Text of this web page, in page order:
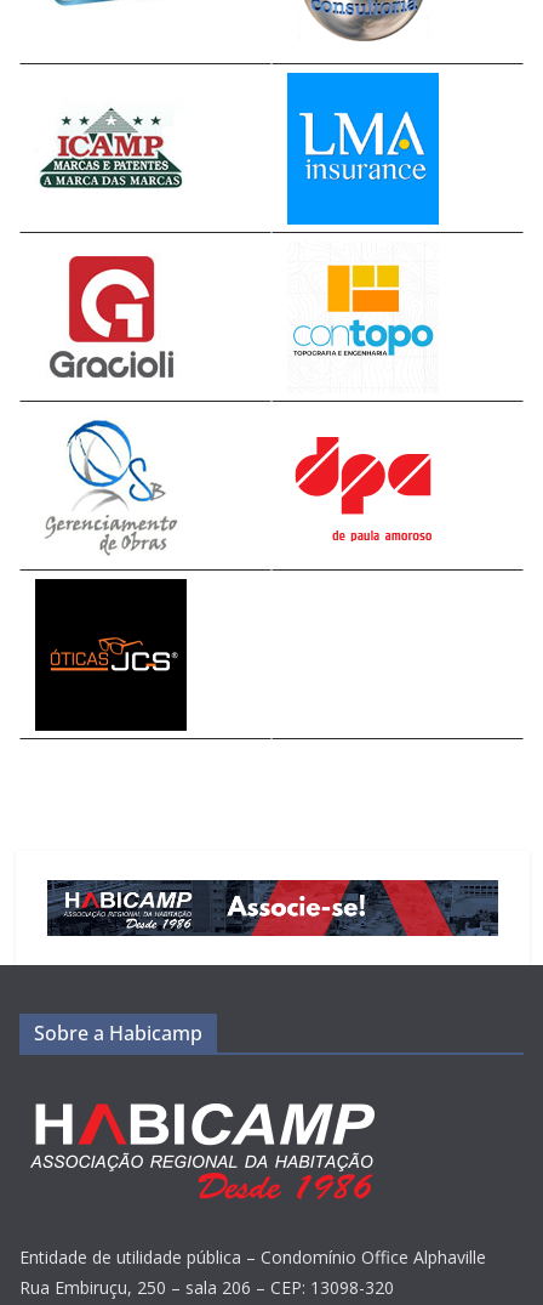
Sobre a Habicamp
Entidade de utilidade pública – Condomínio Office Alphaville
Rua Embiruçu, 250 – sala 206 – CEP: 13098-320